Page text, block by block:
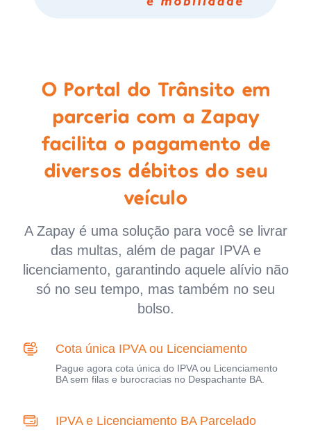
O Portal do Trânsito em
parceria com a Zapay
facilita o pagamento de
diversos débitos do seu
veículo
A Zapay é uma solução para você se livrar
das multas, além de pagar IPVA e
licenciamento, garantindo aquele alívio não
só no seu tempo, mas também no seu
bolso.
Cota única IPVA ou Licenciamento
Pague agora cota única do IPVA ou Licenciamento
BA sem filas e burocracias no Despachante BA.
IPVA e Licenciamento BA Parcelado